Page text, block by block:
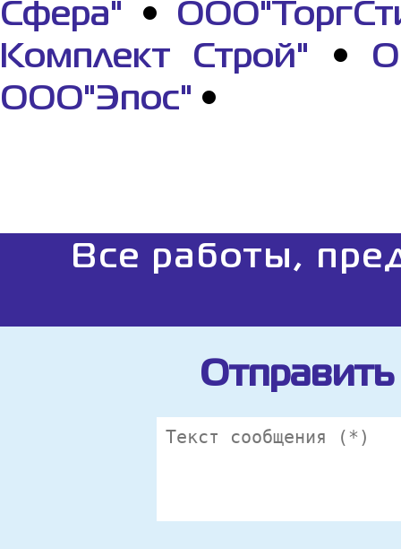
Сфера" •
Комплект Строй" •
ООО"Эпос" •
Все работы,
Отправить